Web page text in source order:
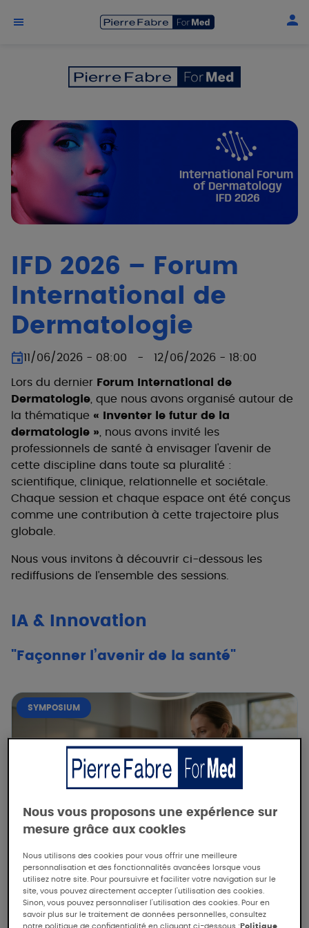
Aller au contenu principal
IFD 2026 – Forum
International de
Dermatologie
11/06/2026 - 08:00 - 12/06/2026 - 18:00
Lors du dernier Forum International de
Dermatologie , que nous avons organisé autour de
la thématique « Inventer le futur de la
dermatologie » , nous avons invité les
professionnels de santé à envisager l'avenir de
cette discipline dans toute sa pluralité :
scientifique, clinique, relationnelle et sociétale.
Chaque session et chaque espace ont été conçus
comme une contribution à cette trajectoire plus
globale.
Nous vous invitons à découvrir ci-dessous les
rediffusions de l’ensemble des sessions.
IA & Innovation
"Façonner l’avenir de la santé"
SYMPOSIUM
PIERRE FABRE
Nous vous proposons une expérience sur
mesure grâce aux cookies
Nous utilisons des cookies pour vous offrir une meilleure
personnalisation et des fonctionnalités avancées lorsque vous
utilisez notre site. Pour poursuivre et faciliter votre navigation sur le
site, vous pouvez directement accepter l'utilisation des cookies.
Sinon, vous pouvez personnaliser l'utilisation des cookies. Pour en
savoir plus sur le traitement de données personnelles, consultez
notre politique de confidentialité en cliquant ci-dessous : Politique